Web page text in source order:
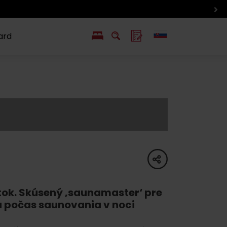
share
Skúsený ‚saunamaster‘ pre
saunovania v noci